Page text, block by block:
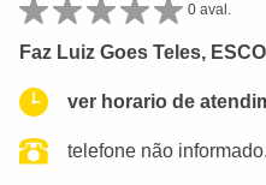
0 aval.
Faz Luiz Goes Teles,
ver horario de
telefone não informado.